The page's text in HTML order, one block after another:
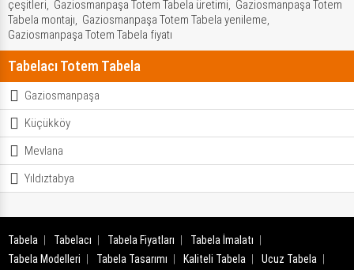
çeşitleri, Gaziosmanpaşa Totem Tabela üretimi, Gaziosmanpaşa Totem
Tabela montajı, Gaziosmanpaşa Totem Tabela yenileme,
Gaziosmanpaşa Totem Tabela fiyatı
Tabelacı Totem Tabela
Gaziosmanpaşa
Küçükköy
Mevlana
Yıldıztabya
Tabela Tabelacı Tabela Fiyatları
Tabela İmalatı
Tabela Modelleri
Tabela Tasarımı Kaliteli Tabela
Ucuz Tabela